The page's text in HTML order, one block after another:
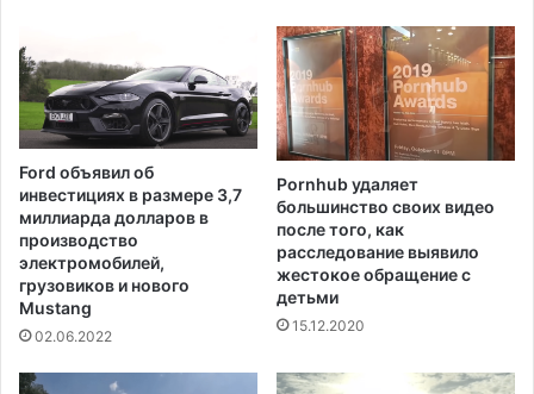
и
ц
и
и
т
к
о
н
и
л
и
е
е
е
н
2
0
%
з
а
о
Ford объявил об
инвестициях в размере 3,7
миллиарда долларов в
производство
электромобилей,
грузовиков и нового
Mustang
02.06.2022
Pornhub удаляет
большинство своих видео
после того, как
расследование выявило
жестокое обращение с
детьми
15.12.2020